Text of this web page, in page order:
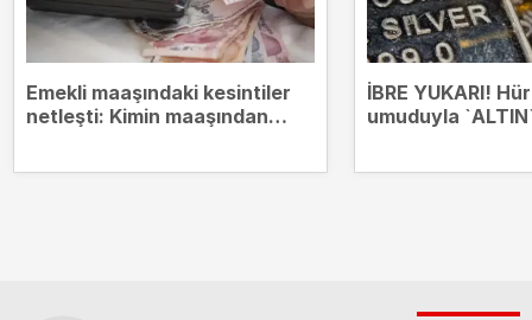
Emekli maaşındaki kesintiler
netleşti: Kimin maaşından
İBRE YUKARI!
umuduyla